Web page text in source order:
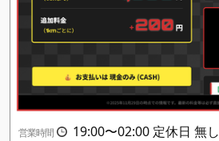
営業時間 19:00〜02:00 定休日 無し